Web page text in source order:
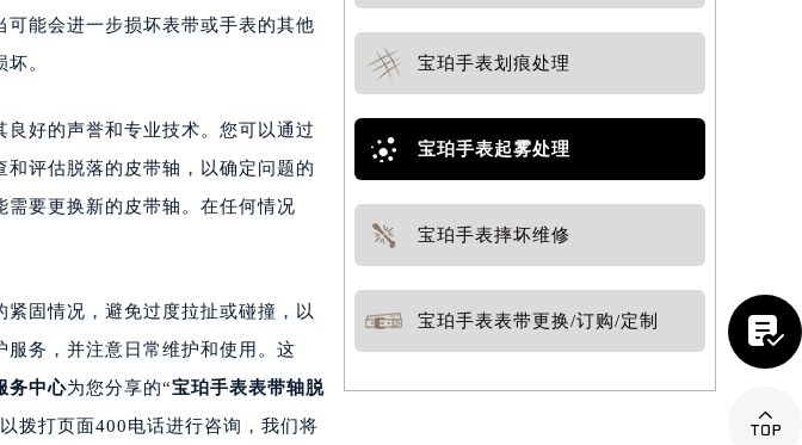
能会进一步损坏表带或手表的其他
。
好的声誉和专业技术。您可以通过
评估脱落的皮带轴，以确定问题的
要更换新的皮带轴。在任何情况
固情况，避免过度拉扯或碰撞，以
务，并注意日常维护和使用。这
务中心为您分享的“宝珀手表表带轴脱
拨打页面400电话进行咨询，我们将
宝珀手表划痕处理
宝珀手表起雾处理
宝珀手表摔坏维修
宝珀手表表带更换/订购/定制 
